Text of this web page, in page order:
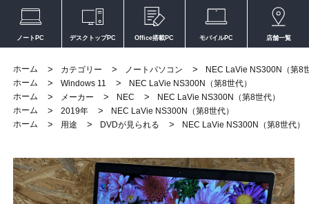
ノートPC デスクトップPC Office搭載PC モバイルPC 店舗一覧
ホーム > カテゴリー > ノートパソコン >
NEC LaVie NS300N（第8
ホーム
> Windows 11 >
NEC LaVie NS300N（第8世代）
ホーム
> メーカー > NEC >
NEC LaVie NS300N（第8世代）
ホーム
> 2019年 >
NEC LaVie NS300N（第8世代）
ホーム
> 用途 > DVDが見られる > NEC LaVie NS300N（第8世代）